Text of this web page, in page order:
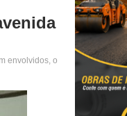
envolvidos, o